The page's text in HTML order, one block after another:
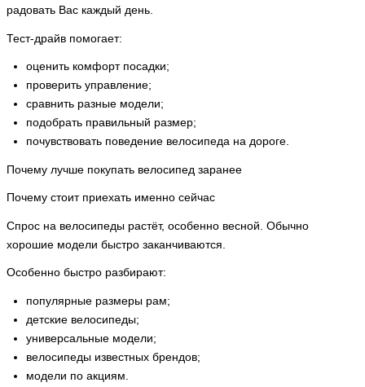
радовать Вас каждый день.
Тест-драйв помогает:
оценить комфорт посадки;
проверить управление;
сравнить разные модели;
подобрать правильный размер;
почувствовать поведение велосипеда на дороге.
Почему лучше покупать велосипед заранее
Почему стоит приехать именно сейчас
Спрос на велосипеды растёт, особенно весной. Обычно
хорошие модели быстро заканчиваются.
Особенно быстро разбирают:
популярные размеры рам;
детские велосипеды;
универсальные модели;
велосипеды известных брендов;
модели по акциям.